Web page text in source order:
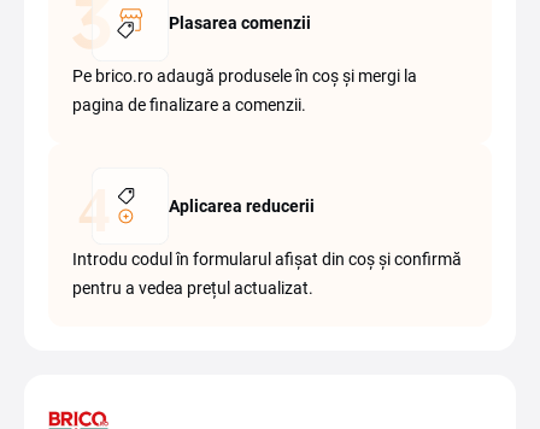
Plasarea comenzii
Pe brico.ro adaugă produsele în coș și mergi la
pagina de finalizare a comenzii.
Aplicarea reducerii
Introdu codul în formularul afișat din coș și confirmă
pentru a vedea prețul actualizat.